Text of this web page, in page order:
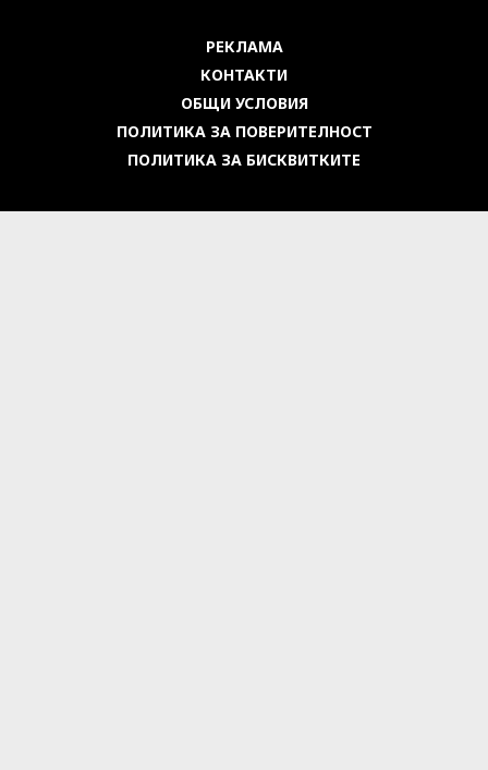
РЕКЛАМА
КОНТАКТИ
ОБЩИ УСЛОВИЯ
ПОЛИТИКА ЗА ПОВЕРИТЕЛНОСТ
ПОЛИТИКА ЗА БИСКВИТКИТЕ